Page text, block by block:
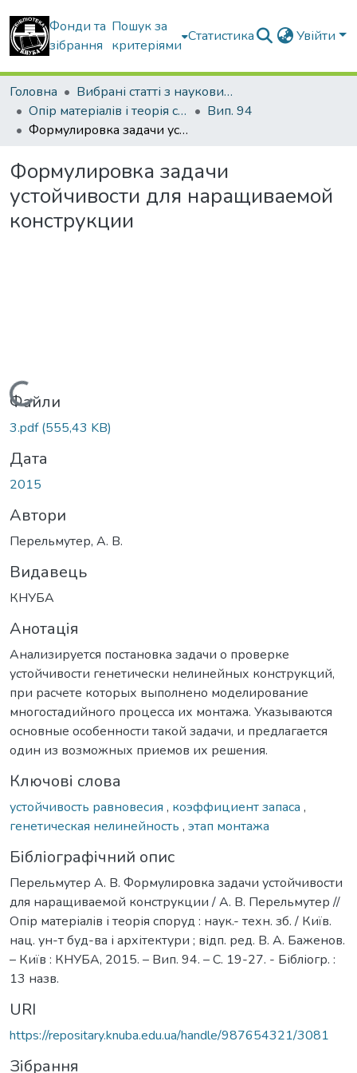
Фонди та
зібрання
Пошук за
критеріями
Статистика Увійти
Головна
Вибрані статті з наукових збірників КНУБА
Опір матеріалів і теорія споруд
Вип. 94
Формулировка задачи устойчивости для наращиваемой конструкции
Формулировка задачи
устойчивости для наращиваемой
конструкции
Вантажиться...
Файли
3.pdf(555,43 KB)
Дата
2015
Автори
Перельмутер, А. В.
Видавець
КНУБА
Анотація
Анализируется постановка задачи о проверке
устойчивости генетически нелинейных конструкций,
при расчете которых выполнено моделирование
многостадийного процесса их монтажа. Указываются
основные особенности такой задачи, и предлагается
один из возможных приемов их решения.
Ключові слова
устойчивость равновесия , коэффициент запаса ,
генетическая нелинейность , этап монтажа
Бібліографічний опис
Перельмутер А. В. Формулировка задачи устойчивости
для наращиваемой конструкции / А. В. Перельмутер //
Опір матеріалів і теорія споруд : наук.- техн. зб. / Київ.
нац. ун-т буд-ва і архітектури ; відп. ред. В. А. Баженов.
– Київ : КНУБА, 2015. – Вип. 94. – С. 19-27. - Бібліогр. :
13 назв.
URI
https://repositary.knuba.edu.ua/handle/987654321/3081
Зібрання